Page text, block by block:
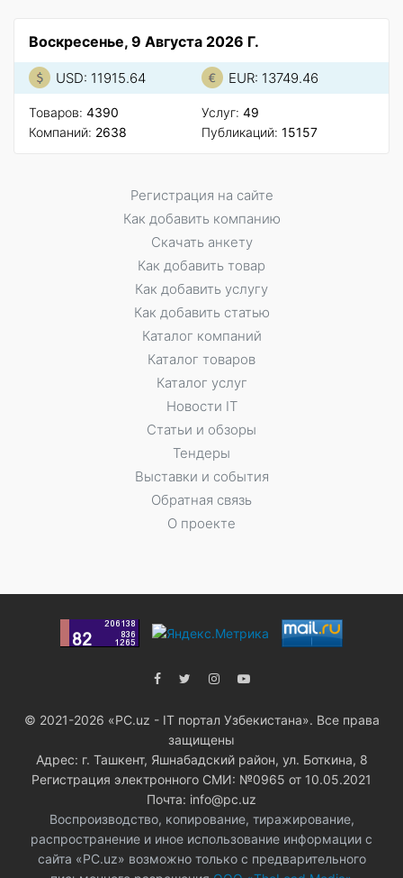
Воскресенье, 9 Августа 2026 Г.
USD: 11915.64 EUR: 13749.46
Товаров: 4390
Компаний: 2638
Услуг: 49
Публикаций: 15157
Регистрация на сайте
Как добавить компанию
Скачать анкету
Как добавить товар
Как добавить услугу
Как добавить статью
Каталог компаний
Каталог товаров
Каталог услуг
Новости IT
Статьи и обзоры
Тендеры
Выставки и события
Обратная связь
О проекте
© 2021-2026 «PC.uz - IT портал Узбекистана». Все права
защищены
Адрес: г. Ташкент, Яшнабадский район, ул. Боткина, 8
Регистрация электронного СМИ: №0965 от 10.05.2021
Почта: info@pc.uz
Воспроизводство, копирование, тиражирование,
распространение и иное использование информации с
сайта «PC.uz» возможно только с предварительного